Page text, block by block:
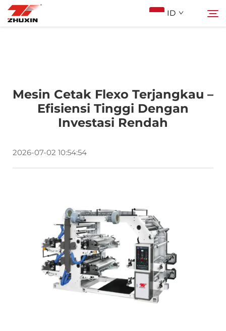
ID
Aplikasi
Berita
Mesin Cetak Flexo Terjangkau –
Efisiensi Tinggi Dengan
Investasi Rendah
2026-07-02 10:54:54